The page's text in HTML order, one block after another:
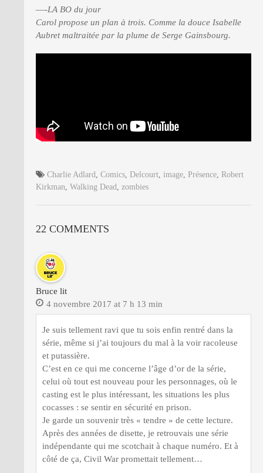
—-LA BO du jour
Carol propose un plan à trois. Comme la douce Isabelle
Aubret maltraitée par la plume de Serge Gainsbourg.
Charlie Adlard Comics Delcourt image Présence Robert
Kirkman Walking Dead zombies
22 COMMENTS
Bruce lit
4 novembre 2017 at 7 h 13 min
Je suis tellement ravi que tu sois enfin rentré dans la
série, même si j’ai toujours du mal à la voir racoleuse
et putassière.
C’est en ce qui me concerne l’âge d’or de la série,
celui où tout est nouveau pour les personnages, où le
casting est le plus intéressant, les situations les plus
cocasses : se sentir en sécurité en prison.
Je garde un souvenir très « tendre » de cette lecture.
Après des années de disette, je retrouvais une série
indépendante qui me scotchait à chaque numéro. Et à
côté de ça, Civil War promettait tellement…